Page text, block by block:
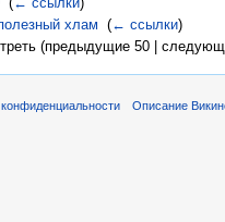
хлам ‎(← ссылки)
(предыдущие 50 |
Описание